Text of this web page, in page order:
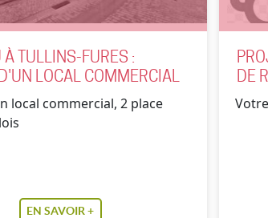
À TULLINS-FURES :
LOCAL COMMERCIAL
local commercial, 2 place
EN SAVOIR +
DE